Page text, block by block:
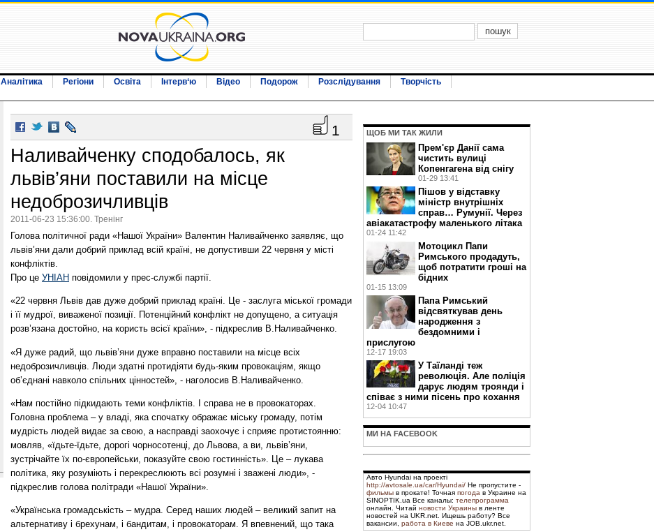
Аналітика Регіони Освіта Інтерв‘ю Відео Подорож Розслідування
Творчість
1
Наливайченку сподобалось, як
львів’яни поставили на місце
недоброзичливців
2011-06-23 15:36:00. Тренінг
Голова політичної ради «Нашої України» Валентин Наливайченко заявляє, що
львів’яни дали добрий приклад всій країні, не допустивши 22 червня у місті
конфліктів.
Про це УНІАН повідомили у прес-службі партії.
«22 червня Львів дав дуже добрий приклад країні. Це - заслуга міської громади
і її мудрої, виваженої позиції. Потенційний конфлікт не допущено, а ситуація
розв’язана достойно, на користь всієї країни», - підкреслив В.Наливайченко.
«Я дуже радий, що львів’яни дуже вправно поставили на місце всіх
недоброзичливців. Люди здатні протидіяти будь-яким провокаціям, якщо
об’єднані навколо спільних цінностей», - наголосив В.Наливайченко.
«Нам постійно підкидають теми конфліктів. І справа не в провокаторах.
Головна проблема – у владі, яка спочатку ображає міську громаду, потім
мудрість людей видає за свою, а насправді заохочує і сприяє протистоянню:
мовляв, «їдьте-їдьте, дорогі чорносотенці, до Львова, а ви, львів’яни,
зустрічайте їх по-європейськи, показуйте свою гостинність». Це – лукава
політика, яку розуміють і перекреслюють всі розумні і зважені люди», -
підкреслив голова політради «Нашої України».
«Українська громадськість – мудра. Серед наших людей – великий запит на
альтернативу і брехунам, і бандитам, і провокаторам. Я впевнений, що така
ЩОБ МИ ТАК ЖИЛИ
Прем'єр Данії сама
чистить вулиці
Копенгагена від снігу
01-29 13:41
Пішов у відставку
міністр внутрішніх
справ… Румунії. Через
авіакатастрофу маленького літака
01-24 11:42
Мотоцикл Папи
Римського продадуть,
щоб потратити гроші на
бідних
01-15 13:09
Папа Римський
відсвяткував день
народження з
бездомними і
прислугою
12-17 19:03
У Таїланді теж
революція. Але поліція
дарує людям троянди і
співає з ними пісень про кохання
12-04 10:47
МИ НА FACEBOOK
Авто Hyundai на проекті
http://avtosale.ua/car/Hyundai/ Не пропустите -
фильмы в прокате! Точная погода в Украине на
SINOPTIK.ua Все каналы: телепрограмма
онлайн. Читай новости Украины в ленте
новостей на UKR.net. Ищешь работу? Все
вакансии, работа в Киеве на JOB.ukr.net.